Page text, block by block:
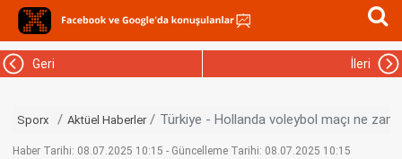
Geri İleri
Sporx Aktüel Haberler Türkiye - Hollanda voleybol maçı ne
Haber Tarihi: 08.07.2025 10:15 - Güncelleme Tarihi: 08.07.2025 10:15